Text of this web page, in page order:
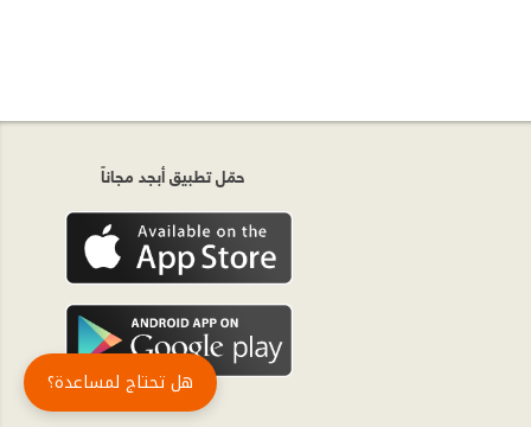
حمّل تطبيق أبجد مجاناً
هل تحتاج لمساعدة؟